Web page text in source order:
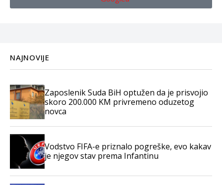
NAJNOVIJE
Zaposlenik Suda BiH optužen da je prisvojio
skoro 200.000 KM privremeno oduzetog
novca
Vodstvo FIFA-e priznalo pogreške, evo kakav
je njegov stav prema Infantinu